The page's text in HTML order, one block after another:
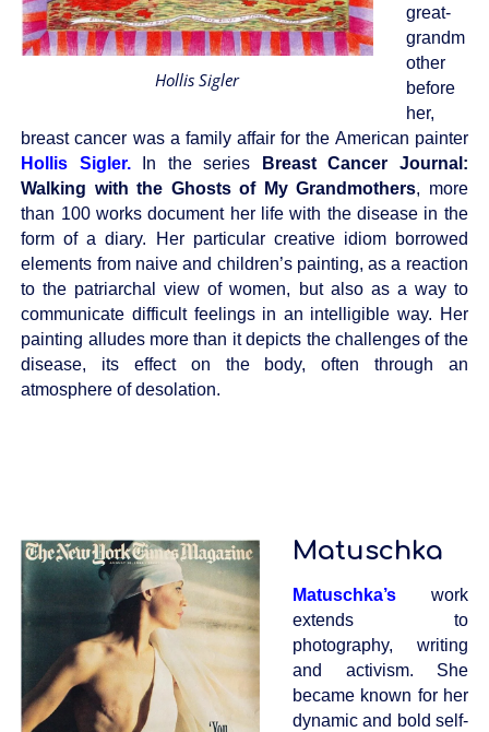
Hollis Sigler
great-
grandm
other
before
her,
breast cancer was a family affair for the American painter
Hollis Sigler.
In the series
Breast Cancer Journal:
Walking with the Ghosts of My Grandmothers, more
than 100 works document her life with the disease in the
form of a diary. Her particular creative idiom borrowed
elements from naive and children’s painting, as a reaction
to the patriarchal view of women, but also as a way to
communicate difficult feelings in an intelligible way. Her
painting alludes more than it depicts the challenges of the
disease, its effect on the body, often through an
atmosphere of desolation.
Matuschka
Matuschka’s work
extends to
photography, writing
and activism. She
became known for her
dynamic and bold self-